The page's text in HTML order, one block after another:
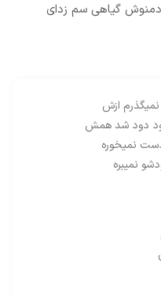
گیاهی سم زدای
ازش
دود شد همش
نمیخوره
نمیبره